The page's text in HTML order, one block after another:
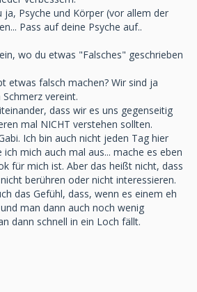
Psyche und Körper (vor allem der
Pass auf deine Psyche auf..
wo du etwas "Falsches" geschrieben
etwas falsch machen? Wir sind ja
vereint.
dass wir es uns gegenseitig
mal NICHT verstehen sollten.
Ich bin auch nicht jeden Tag hier
mich auch mal aus... mache es eben
für mich ist. Aber das heißt nicht, dass
berühren oder nicht interessieren.
das Gefühl, dass, wenn es einem eh
man dann auch noch wenig
dann schnell in ein Loch fällt.